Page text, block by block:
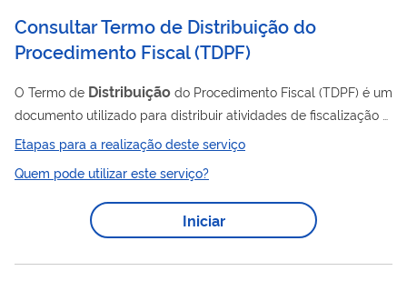
Consultar Termo de Distribuição do
Procedimento Fiscal(TDPF)
O Termo de Distribuição do Procedimento Fiscal (TDPF) é um
documento utilizado para distribuir atividades de fiscalização e
diligências a Auditores-Fiscais da Receita Federal do Brasil,
relativos a tributos administrados pela Receita Federal. Ao
realizar a consulta, você pode ter ciência do TDPF e conferir
sua autenticidade. O Termo é expedido exclusivamente na
forma eletrônica, e pode ser classificado em: Termo de
F), para...
Etapas para a realização deste serviço
Quem pode utilizar este serviço?
Iniciar